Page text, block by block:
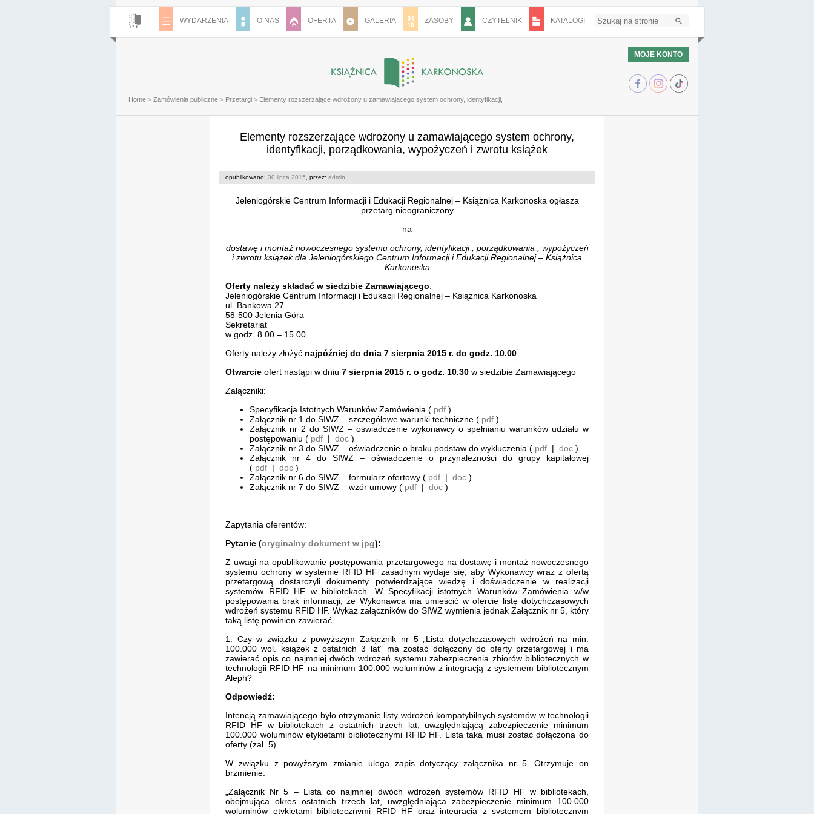
WYDARZENIA O NAS OFERTA GALERIA ZASOBY CZYTELNIK KATALOGI
MOJE KONTO
Home > Zamówienia publiczne > Przetargi > Elementy rozszerzające wdrożony u zamawiającego system ochrony, identyfikacji, porządkowania, wypożyczeń i zwrotu książek
Elementy rozszerzające wdrożony u zamawiającego system ochrony,
identyfikacji, porządkowania, wypożyczeń i zwrotu książek
opublikowano: 30 lipca 2015 , przez: admin
Jeleniogórskie Centrum Informacji i Edukacji Regionalnej – Książnica Karkonoska ogłasza
przetarg nieograniczony
na
dostawę i montaż nowoczesnego systemu ochrony, identyfikacji , porządkowania , wypożyczeń
i zwrotu książek dla Jeleniogórskiego Centrum Informacji i Edukacji Regionalnej – Książnica
Karkonoska
Oferty należy składać w siedzibie Zamawiającego:
Jeleniogórskie Centrum Informacji i Edukacji Regionalnej – Książnica Karkonoska
ul. Bankowa 27
58-500 Jelenia Góra
Sekretariat
w godz. 8.00 – 15.00
Oferty należy złożyć najpóźniej do dnia 7 sierpnia 2015 r. do godz. 10.00
Otwarcie ofert nastąpi w dniu 7 sierpnia 2015 r. o godz. 10.30 w siedzibie Zamawiającego
Załączniki:
Specyfikacja Istotnych Warunków Zamówienia ( pdf )
Załącznik nr 1 do SIWZ – szczegółowe warunki techniczne ( pdf )
Załącznik nr 2 do SIWZ – oświadczenie wykonawcy o spełnianiu warunków udziału w
postępowaniu ( pdf | doc )
Załącznik nr 3 do SIWZ – oświadczenie o braku podstaw do wykluczenia ( pdf | doc )
Załącznik nr 4 do SIWZ – oświadczenie o przynależności do grupy kapitałowej
( pdf | doc )
Załącznik nr 6 do SIWZ – formularz ofertowy ( pdf | doc )
Załącznik nr 7 do SIWZ – wzór umowy ( pdf | doc )
Zapytania oferentów:
Pytanie (oryginalny dokument w jpg):
Z uwagi na opublikowanie postępowania przetargowego na dostawę i montaż nowoczesnego
systemu ochrony w systemie RFID HF zasadnym wydaje się, aby Wykonawcy wraz z ofertą
przetargową dostarczyli dokumenty potwierdzające wiedzę i doświadczenie w realizacji
systemów RFID HF w bibliotekach. W Specyfikacji istotnych Warunków Zamówienia w/w
postępowania brak informacji, że Wykonawca ma umieścić w ofercie listę dotychczasowych
wdrożeń systemu RFID HF. Wykaz załączników do SIWZ wymienia jednak Załącznik nr 5, który
taką listę powinien zawierać.
1. Czy w związku z powyższym Załącznik nr 5 „Lista dotychczasowych wdrożeń na min.
100.000 wol. książek z ostatnich 3 lat” ma zostać dołączony do oferty przetargowej i ma
zawierać opis co najmniej dwóch wdrożeń systemu zabezpieczenia zbiorów bibliotecznych w
technologii RFID HF na minimum 100.000 woluminów z integracją z systemem bibliotecznym
Aleph?
Odpowiedź:
Intencją zamawiającego było otrzymanie listy wdrożeń kompatybilnych systemów w technologii
RFID HF w bibliotekach z ostatnich trzech lat, uwzględniającą zabezpieczenie minimum
100.000 woluminów etykietami bibliotecznymi RFID HF. Lista taka musi zostać dołączona do
oferty (zal. 5).
W związku z powyższym zmianie ulega zapis dotyczący załącznika nr 5. Otrzymuje on
brzmienie:
„Załącznik Nr 5 – Lista co najmniej dwóch wdrożeń systemów RFID HF w bibliotekach,
obejmująca okres ostatnich trzech lat, uwzględniająca zabezpieczenie minimum 100.000
woluminów etykietami bibliotecznymi RFID HF oraz integracją z systemem bibliotecznym